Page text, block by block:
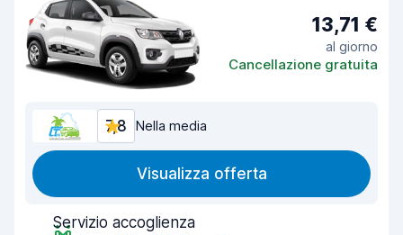
13,71 €
al giorno
Cancellazione gratuita
7,8 Nella media
Visualizza offerta
Servizio accoglienza